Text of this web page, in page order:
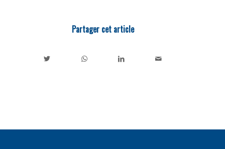
Partager cet article